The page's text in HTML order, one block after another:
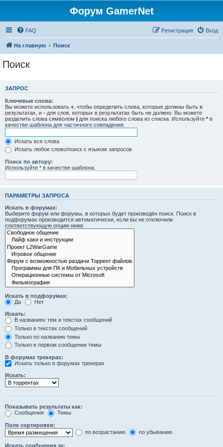
Форум GamerNet
FAQ Вход
Регистрация
На главную Поиск
Поиск
ЗАПРОС
Ключевые слова:
Вы можете использовать + , чтобы определить слова, которые должны быть в
результатах, и - для слов, которых в результатах быть не должно. Вы можете
разделить слова символом | для поиска любого слова из списка. Используйте * в
качестве шаблона для частичного совпадения.
Искать все слова
Искать любое слово/поиск с языком запросов
Поиск по автору:
Используйте * в качестве шаблона.
ПАРАМЕТРЫ ЗАПРОСА
Искать в форумах:
Выберите форум или форумы, в которых будет произведён поиск. Поиск в
подфорумах производится автоматически, если вы не отключили
соответствующую опцию ниже.
Искать в подфорумах:
Да
Нет
Искать:
В названиях тем и текстах сообщений
Только в текстах сообщений
Только по названию темы
Только в первом сообщении темы
В форумах трекерах:
Искать только в форумах трекерах
Искать:
Показывать результаты как:
Сообщения
Темы
Поле сортировки:
по возрастанию
по убыванию
Искать сообщения за: